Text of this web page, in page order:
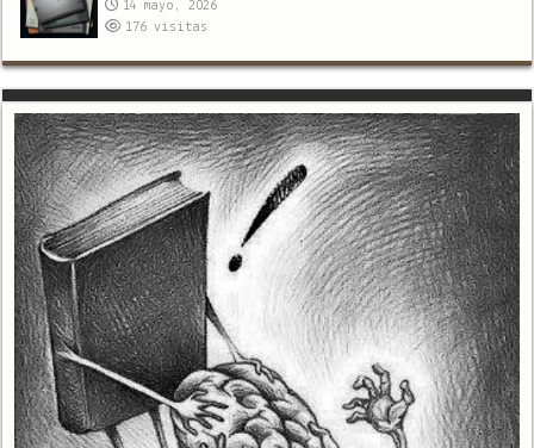
14 mayo, 2026
176visitas